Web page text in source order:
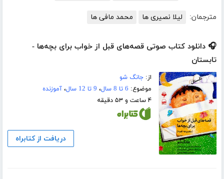
مترجمان: لیلا نصیری ها محمد مافی ها
🎧 دانلود کتاب صوتی قصه‌های قبل از خواب برای بچه‌ها -
تابستان
از:جانگ شو
موضوع: 6 تا 8 سال ، 9 تا 12 سال ،آموزنده
۴ ساعت و ۵۳ دقیقه
دریافت از کتابراه